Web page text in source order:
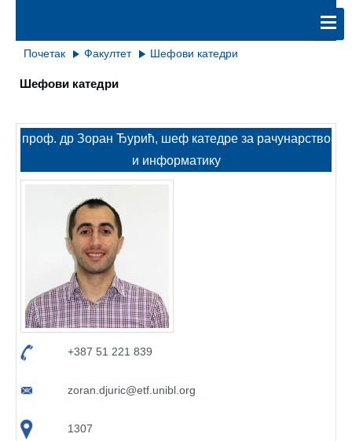
Почетак Факултет Шефови катедри
Шефови катедри
проф. др Зоран Ђурић, шеф катедре за рачунарство
и информатику
+387 51 221 839
zoran.djuric@etf.unibl.org
1307